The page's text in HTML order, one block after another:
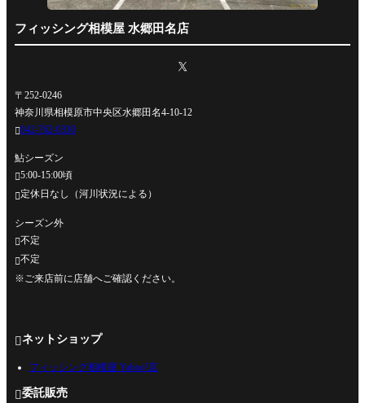
フィッシング相模屋 水郷田名店
〒252-0246
神奈川県相模原市中央区水郷田名4-10-12
042-762-0330
鮎シーズン
5:00-15:00頃
定休日なし（河川状況による）
シーズン外
不定
不定
※ご来店前に店舗へご確認ください。
ネットショップ
フィッシング相模屋 Yahoo!店
委託販売